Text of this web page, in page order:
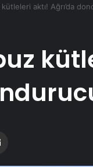
aktı! Ağrı’da